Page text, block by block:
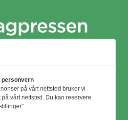
personvern
på vårt nettsted bruker vi
vårt nettsted. Du kan reservere